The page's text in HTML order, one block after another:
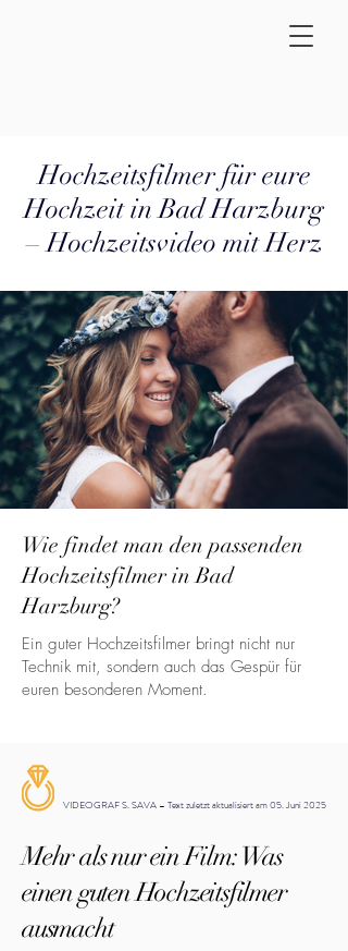
Hochzeitsfilmer für eure
Hochzeit in Bad Harzburg
– Hochzeitsvideo mit Herz
Wie findet man den passenden
Hochzeitsfilmer in Bad
Harzburg?
Ein guter Hochzeitsfilmer bringt nicht nur
Technik mit, sondern auch das Gespür für
euren besonderen Moment.
VIDEOGRAF S. SAVA – Text zuletzt aktualisiert am 05. Juni 2025
Mehr als nur ein Film: Was
einen guten Hochzeitsfilmer
ausmacht